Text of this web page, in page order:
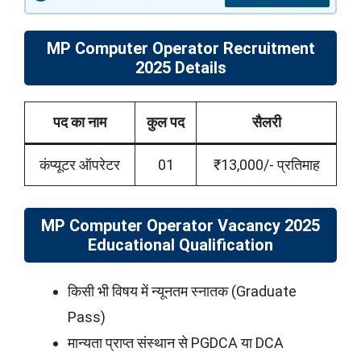
MP Computer Operator Recruitment
2025 Details
पद का नाम कुल पद सैलरी
कंप्यूटर ऑपरेटर 01 ₹13,000/- प्रतिमाह
MP Computer Operator Vacancy 2025
Educational Qualification
किसी भी विषय में न्यूनतम स्नातक (Graduate
Pass)
मान्यता प्राप्त संस्थान से PGDCA या DCA